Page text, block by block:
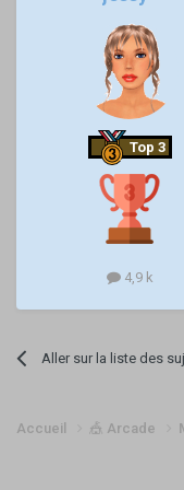
Top 3
4,9 k
Aller sur la liste des
Accueil 🎪 Arcade